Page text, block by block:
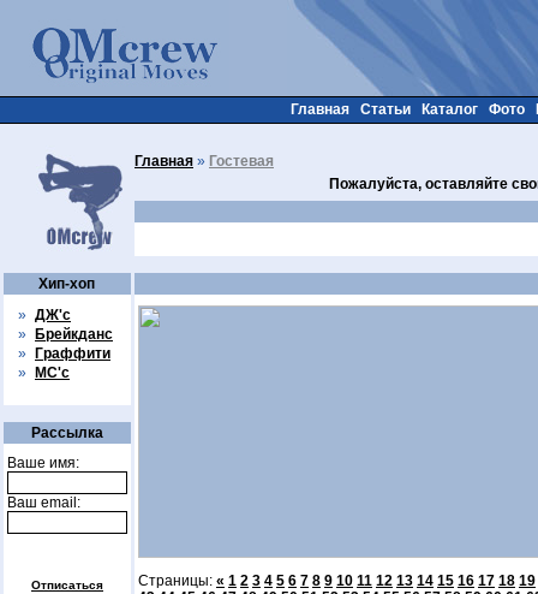
Хип-хоп
» ДЖ'с
»
Брейкданс
»
Граффити
»
МС'с
Рассылка
Ваше имя:
Ваш email:
Отписаться
Главная Статьи Каталог Фото
Главная » Гостевая
Пожалуйста, оставляйте
Страницы: « 1 2 3 4 5 6 7 8 9 10 11 12 13 14 15 16 17 18 19